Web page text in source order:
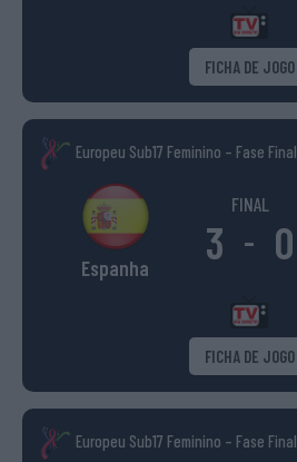
FICHA DE JOGO
Europeu Sub17 Feminino – Fase Final
Espanha
FINAL
3 - 0
FICHA DE JOGO
Europeu Sub17 Feminino – Fase Final